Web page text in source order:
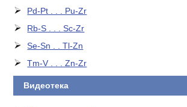
Pd-Pt . . . Pu-Zr
Rb-S . . . Sc-Zr
Se-Sn . . Tl-Zn
Tm-V . . . Zn-Zr
Видеотека